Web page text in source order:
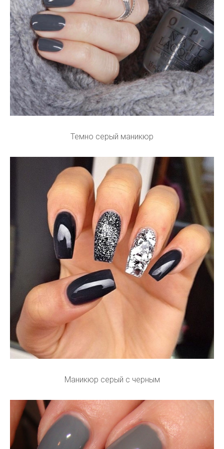
Темно серый маникюр
Маникюр серый с черным